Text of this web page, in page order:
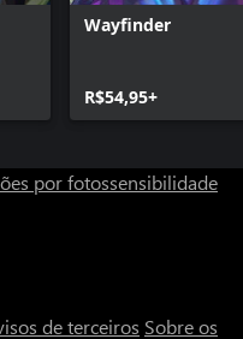
Wayfinder
R$54,95+
por fotossensibilidade
de terceiros Sobre os